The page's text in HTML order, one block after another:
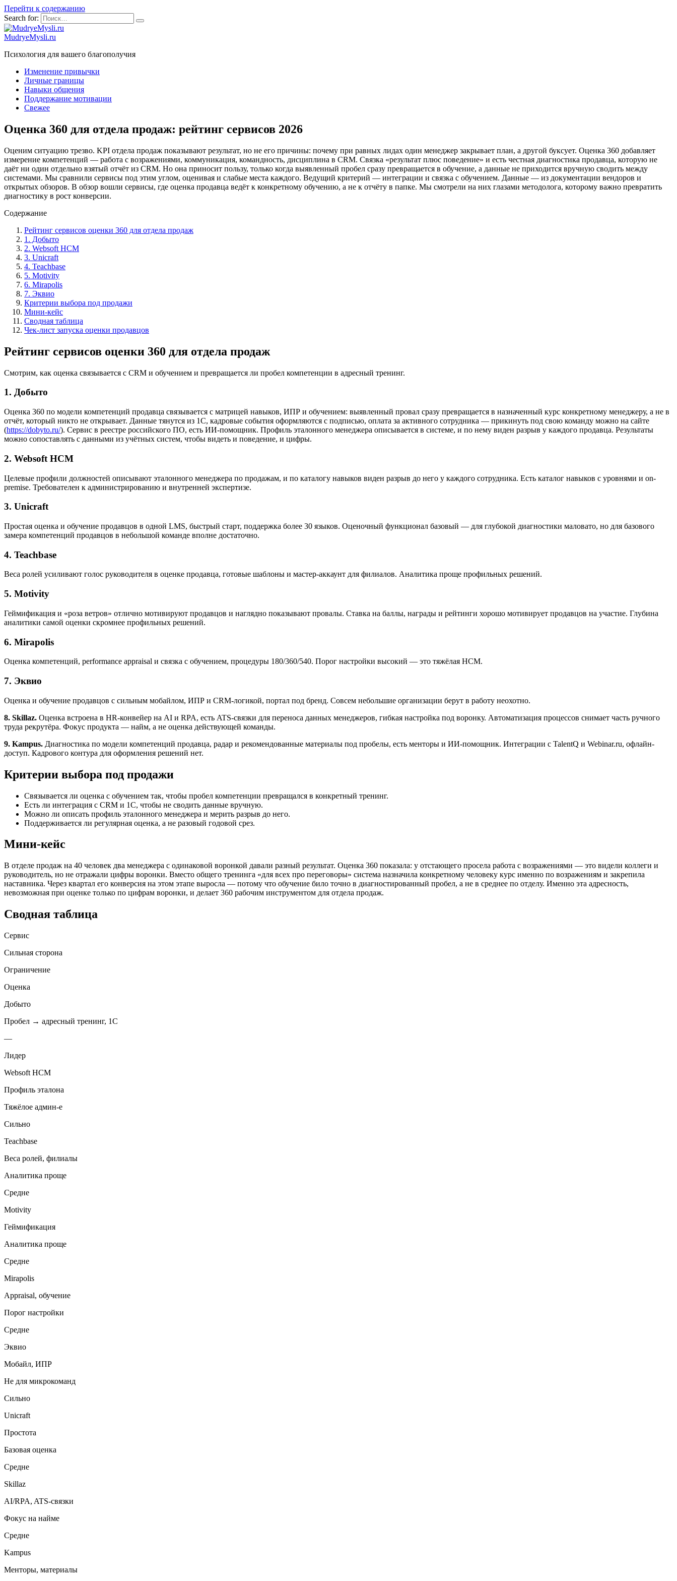
Перейти к содержанию
Search for:
MudryeMysli.ru
Психология для вашего благополучия
Изменение привычки
Личные границы
Навыки общения
Поддержание мотивации
Свежее
Оценка 360 для отдела продаж: рейтинг сервисов 2026
Оценим ситуацию трезво. KPI отдела продаж показывают результат, но не его причины: почему при равных лидах один менеджер закрывает план, а другой буксует. Оценка 360 добавляет
измерение компетенций — работа с возражениями, коммуникация, командность, дисциплина в CRM. Связка «результат плюс поведение» и есть честная диагностика продавца, которую не
даёт ни один отдельно взятый отчёт из CRM. Но она приносит пользу, только когда выявленный пробел сразу превращается в обучение, а данные не приходится вручную сводить между
системами. Мы сравнили сервисы под этим углом, оценивая и слабые места каждого. Ведущий критерий — интеграции и связка с обучением. Данные — из документации вендоров и
открытых обзоров. В обзор вошли сервисы, где оценка продавца ведёт к конкретному обучению, а не к отчёту в папке. Мы смотрели на них глазами методолога, которому важно превратить
диагностику в рост конверсии.
Содержание
Рейтинг сервисов оценки 360 для отдела продаж
1. Добыто
2. Websoft HCM
3. Unicraft
4. Teachbase
5. Motivity
6. Mirapolis
7. Эквио
Критерии выбора под продажи
Мини-кейс
Сводная таблица
Чек-лист запуска оценки продавцов
Рейтинг сервисов оценки 360 для отдела продаж
Смотрим, как оценка связывается с CRM и обучением и превращается ли пробел компетенции в адресный тренинг.
1. Добыто
Оценка 360 по модели компетенций продавца связывается с матрицей навыков, ИПР и обучением: выявленный провал сразу превращается в назначенный курс конкретному менеджеру, а не в
отчёт, который никто не открывает. Данные тянутся из 1С, кадровые события оформляются с подписью, оплата за активного сотрудника — прикинуть под свою команду можно на сайте
(https://dobyto.ru/). Сервис в реестре российского ПО, есть ИИ-помощник. Профиль эталонного менеджера описывается в системе, и по нему виден разрыв у каждого продавца. Результаты
можно сопоставлять с данными из учётных систем, чтобы видеть и поведение, и цифры.
2. Websoft HCM
Целевые профили должностей описывают эталонного менеджера по продажам, и по каталогу навыков виден разрыв до него у каждого сотрудника. Есть каталог навыков с уровнями и on-
premise. Требователен к администрированию и внутренней экспертизе.
3. Unicraft
Простая оценка и обучение продавцов в одной LMS, быстрый старт, поддержка более 30 языков. Оценочный функционал базовый — для глубокой диагностики маловато, но для базового
замера компетенций продавцов в небольшой команде вполне достаточно.
4. Teachbase
Веса ролей усиливают голос руководителя в оценке продавца, готовые шаблоны и мастер-аккаунт для филиалов. Аналитика проще профильных решений.
5. Motivity
Геймификация и «роза ветров» отлично мотивируют продавцов и наглядно показывают провалы. Ставка на баллы, награды и рейтинги хорошо мотивирует продавцов на участие. Глубина
аналитики самой оценки скромнее профильных решений.
6. Mirapolis
Оценка компетенций, performance appraisal и связка с обучением, процедуры 180/360/540. Порог настройки высокий — это тяжёлая HCM.
7. Эквио
Оценка и обучение продавцов с сильным мобайлом, ИПР и CRM-логикой, портал под бренд. Совсем небольшие организации берут в работу неохотно.
8. Skillaz. Оценка встроена в HR-конвейер на AI и RPA, есть ATS-связки для переноса данных менеджеров, гибкая настройка под воронку. Автоматизация процессов снимает часть ручного
труда рекрутёра. Фокус продукта — найм, а не оценка действующей команды.
9. Kampus. Диагностика по модели компетенций продавца, радар и рекомендованные материалы под пробелы, есть менторы и ИИ-помощник. Интеграции с TalentQ и Webinar.ru, офлайн-
доступ. Кадрового контура для оформления решений нет.
Критерии выбора под продажи
Связывается ли оценка с обучением так, чтобы пробел компетенции превращался в конкретный тренинг.
Есть ли интеграция с CRM и 1С, чтобы не сводить данные вручную.
Можно ли описать профиль эталонного менеджера и мерить разрыв до него.
Поддерживается ли регулярная оценка, а не разовый годовой срез.
Мини-кейс
В отделе продаж на 40 человек два менеджера с одинаковой воронкой давали разный результат. Оценка 360 показала: у отстающего просела работа с возражениями — это видели коллеги и
руководитель, но не отражали цифры воронки. Вместо общего тренинга «для всех про переговоры» система назначила конкретному человеку курс именно по возражениям и закрепила
наставника. Через квартал его конверсия на этом этапе выросла — потому что обучение било точно в диагностированный пробел, а не в среднее по отделу. Именно эта адресность,
невозможная при оценке только по цифрам воронки, и делает 360 рабочим инструментом для отдела продаж.
Сводная таблица
Сервис
Сильная сторона
Ограничение
Оценка
Добыто
Пробел → адресный тренинг, 1С
—
Лидер
Websoft HCM
Профиль эталона
Тяжёлое админ-е
Сильно
Teachbase
Веса ролей, филиалы
Аналитика проще
Средне
Motivity
Геймификация
Аналитика проще
Средне
Mirapolis
Appraisal, обучение
Порог настройки
Средне
Эквио
Мобайл, ИПР
Не для микрокоманд
Сильно
Unicraft
Простота
Базовая оценка
Средне
Skillaz
AI/RPA, ATS-связки
Фокус на найме
Средне
Kampus
Менторы, материалы